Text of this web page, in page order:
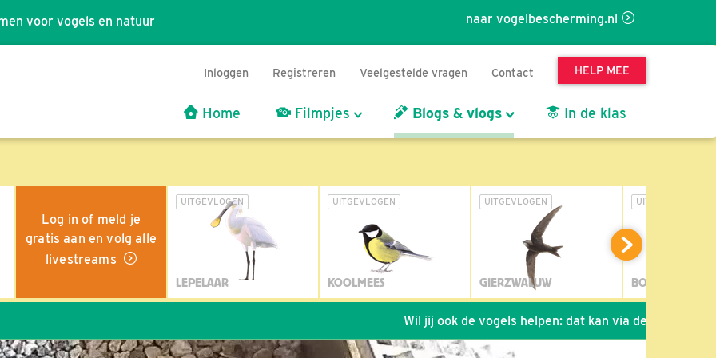
naar vogelbescherming.nl
voor vogels en natuur
Inloggen Registreren Veelgestelde vragen Contact HELP MEE
Home Filmpjes Blogs & vlogs In de klas
Log in of meld je
gratis aan en volg alle
livestreams
UITGEVLOGEN
LEPELAAR
UITGEVLOGEN
KOOLMEES
UITGEVLOGEN
GIERZWALUW
UITGEVLOGEN
BOSUIL
Wil jij ook de vogels helpen: dat kan via de link! *